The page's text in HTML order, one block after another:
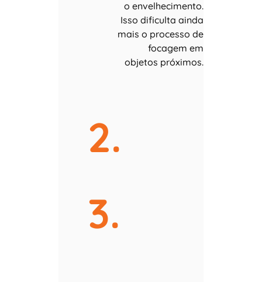
o envelhecimento.
Isso dificulta ainda
mais o processo de
focagem em
objetos próximos.
2.
3.